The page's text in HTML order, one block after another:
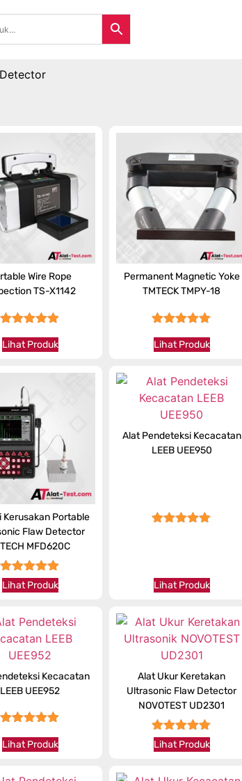
Wire Rope
TS-X1142
Lihat Produk
Permanent Magnetic Yoke
TMTECK TMPY-18
Lihat Produk
Kerusakan Portable
Flaw Detector
MFD620C
★★★★★
Lihat Produk
Alat Pendeteksi Kecacatan
LEEB UEE950
Lihat Produk
Kecacatan
LEEB UEE952
Lihat Produk
Alat Ukur Keretakan
Ultrasonic Flaw Detector
NOVOTEST UD2301
★★★★★
Lihat Produk